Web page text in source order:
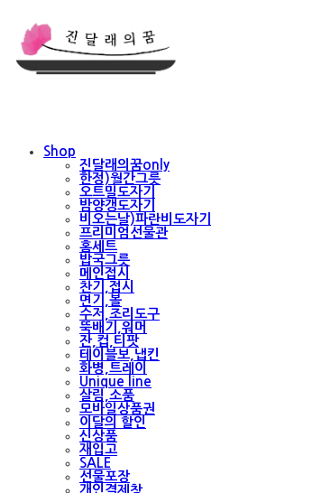
Shop
진달래의꿈only
한정)월간그릇
오트밀도자기
밤양갱도자기
비오는날)파란비도자기
프리미엄선물관
홈세트
밥국그릇
메인접시
찬기,접시
면기,볼
수저,조리도구
뚝배기,워머
잔,컵,티팟
테이블보,냅킨
화병,트레이
Unique line
살림,소품
모바일상품권
이달의 할인
신상품
재입고
SALE
선물포장
개인결제창